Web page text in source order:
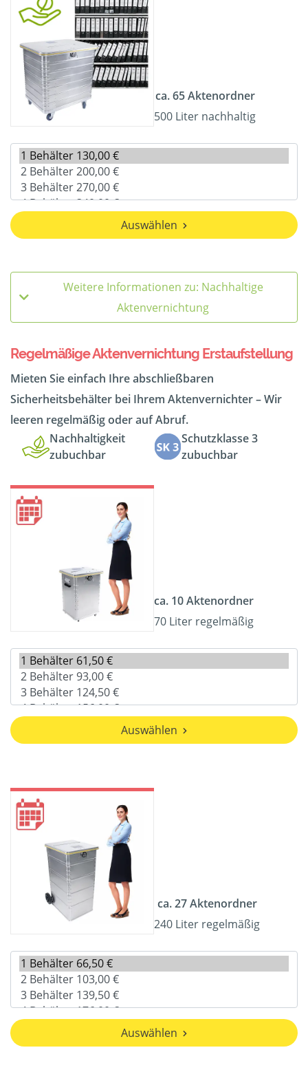
ca. 65 Aktenordner
500 Liter nachhaltig
Auswählen
Weitere Informationen zu: Nachhaltige
Aktenvernichtung
Regelmäßige Aktenvernichtung Erstaufstellung
Mieten Sie einfach Ihre abschließbaren
Sicherheitsbehälter bei Ihrem Aktenvernichter – Wir
leeren regelmäßig oder auf Abruf.
Nachhaltigkeit
zubuchbar
Schutzklasse 3
zubuchbar
ca. 10 Aktenordner
70 Liter regelmäßig
Auswählen
ca. 27 Aktenordner
240 Liter regelmäßig
Auswählen